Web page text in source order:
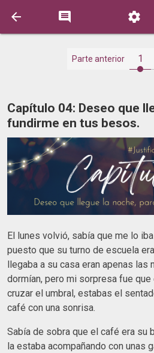
  
Parte anterior 1
Capítulo 04: Deseo que
fundirme en tus besos.
El lunes volvió, sabía que me lo
puesto que su turno de escuela
llegaba a su casa eran apenas las
dormían, pero mi sorpresa fue
cruzar el umbral, estabas el
café con una sonrisa.
Sabía de sobra que el café era su
la estaba acompañando con unas